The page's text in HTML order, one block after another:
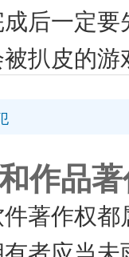
后一定
扒皮的
作品
著作权